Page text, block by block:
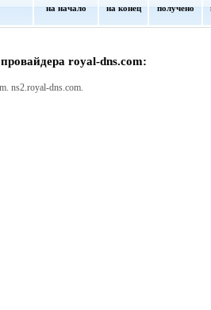
на начало на конец получено
провайдера royal-dns.com:
ns2.royal-dns.com.